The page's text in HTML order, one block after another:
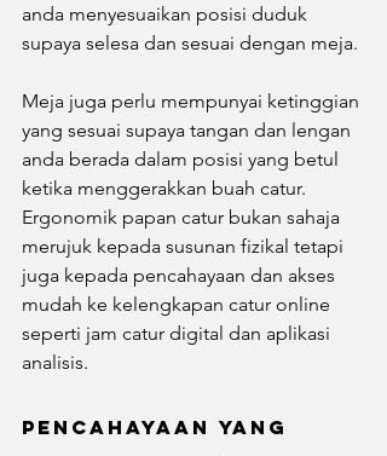
anda menyesuaikan posisi duduk
supaya selesa dan sesuai dengan meja.
Meja juga perlu mempunyai ketinggian
yang sesuai supaya tangan dan lengan
anda berada dalam posisi yang betul
ketika menggerakkan buah catur.
Ergonomik papan catur bukan sahaja
merujuk kepada susunan fizikal tetapi
juga kepada pencahayaan dan akses
mudah ke kelengkapan catur online
seperti jam catur digital dan aplikasi
analisis.
Pencahayaan yang